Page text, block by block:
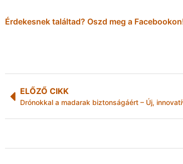
Érdekesnek találtad? Oszd meg a
ELŐZŐ CIKK